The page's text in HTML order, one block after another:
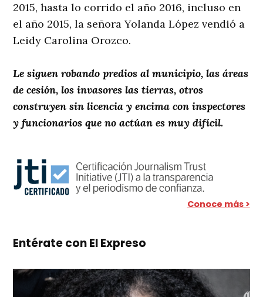
2015, hasta lo corrido el año 2016, incluso en
el año 2015, la señora Yolanda López vendió a
Leidy Carolina Orozco.
Le siguen robando predios al municipio, las áreas
de cesión, los invasores las tierras, otros
construyen sin licencia y encima con inspectores
y funcionarios que no actúan es muy difícil.
Conoce más >
Entérate con El Expreso